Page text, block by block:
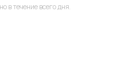
в течение всего дня.